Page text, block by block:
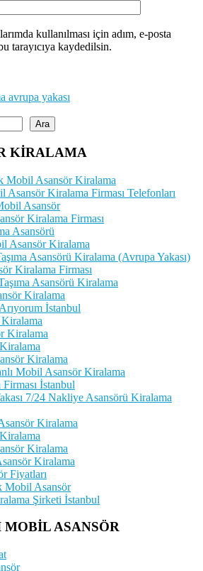
kullanılması için adım, e-posta
tarayıcıya kaydedilsin.
Ara
KİRALAMA
Mobil Asansör Kiralama
Asansör Kiralama Firması Telefonları
Asansör
Kiralama Firması
Asansörü
Asansör Kiralama
Asansörü Kiralama (Avrupa Yakası)
Kiralama Firması
Asansörü Kiralama
Kiralama
İstanbul
Kiralama
Kiralama
Mobil Asansör Kiralama
İstanbul
7/24 Nakliye Asansörü Kiralama
Kiralama
Kiralama
Kiralama
Fiyatları
Mobil Asansör
Şirketi İstanbul
MOBİL ASANSÖR